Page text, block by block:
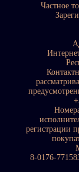
Частное
регистрации
8-0176-